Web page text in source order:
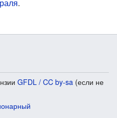
.
GFDL / CC by-sa (если не